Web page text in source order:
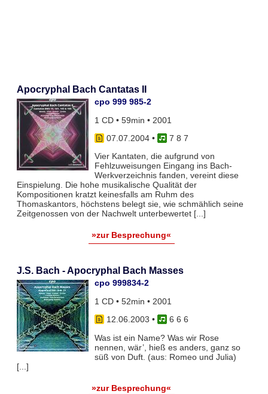
Apocryphal Bach Cantatas II
cpo 999 985-2
1 CD • 59min • 2001
07.07.2004•
7 8 7
Vier Kantaten, die aufgrund von
Fehlzuweisungen Eingang ins Bach-
Werkverzeichnis fanden, vereint diese
Einspielung. Die hohe musikalische Qualität der
Kompositionen kratzt keinesfalls am Ruhm des
Thomaskantors, höchstens belegt sie, wie schmählich seine
Zeitgenossen von der Nachwelt unterbewertet [...]
»zur Besprechung«
J.S. Bach - Apocryphal Bach Masses
cpo 999834-2
1 CD • 52min • 2001
12.06.2003 •
6 6 6
Was ist ein Name? Was wir Rose
nennen, wär’, hieß es anders, ganz so
süß von Duft. (aus: Romeo und Julia)
[...]
»zur Besprechung«